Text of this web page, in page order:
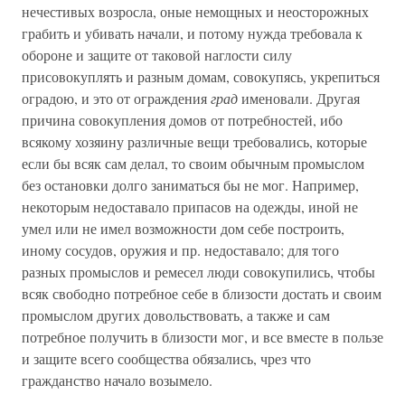
нечестивых возросла, оные немощных и неосторожных
грабить и убивать начали, и потому нужда требовала к
обороне и защите от таковой наглости силу
присовокуплять и разным домам, совокупясь, укрепиться
оградою, и это от огражденияградименовали. Другая
причина совокупления домов от потребностей, ибо
всякому хозяину различные вещи требовались, которые
если бы всяк сам делал, то своим обычным промыслом
без остановки долго заниматься бы не мог. Например,
некоторым недоставало припасов на одежды, иной не
умел или не имел возможности дом себе построить,
иному сосудов, оружия и пр. недоставало; для того
разных промыслов и ремесел люди совокупились, чтобы
всяк свободно потребное себе в близости достать и своим
промыслом других довольствовать, а также и сам
потребное получить в близости мог, и все вместе в пользе
и защите всего сообщества обязались, чрез что
гражданство начало возымело.